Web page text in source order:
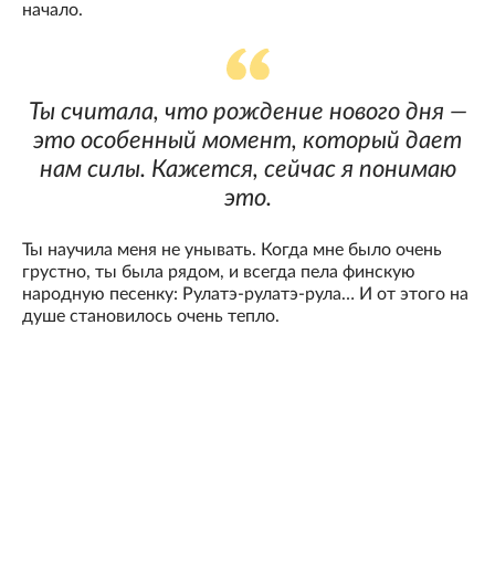
начало.
Ты считала, что рождение нового дня —
это особенный момент, который дает
нам силы. Кажется, сейчас я понимаю
это.
Ты научила меня не унывать. Когда мне было очень
грустно, ты была рядом, и всегда пела финскую
народную песенку: Рулатэ-рулатэ-рула… И от этого на
душе становилось очень тепло.